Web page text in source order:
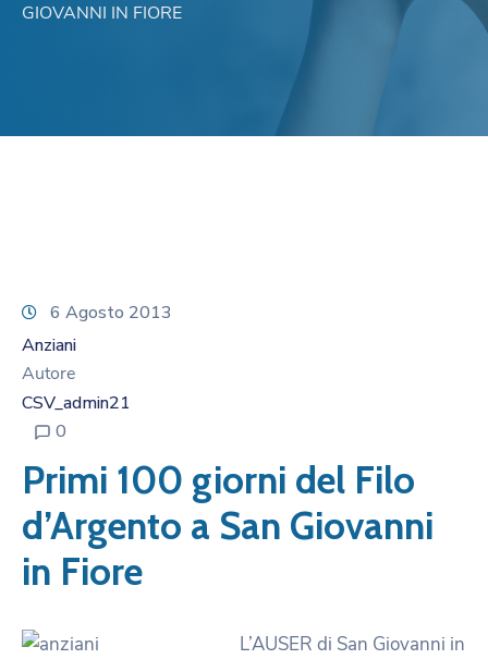
GIOVANNI IN FIORE
6 Agosto 2013
Anziani
Autore
CSV_admin21
0
Primi 100 giorni del Filo
d’Argento a San Giovanni
in Fiore
L’AUSER di San Giovanni in